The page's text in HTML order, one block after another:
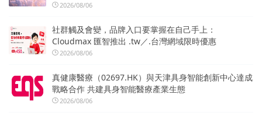
2026/08/06
社群觸及會變，品牌入口要掌握在自己手上：
Cloudmax 匯智推出 .tw／.台灣網域限時優惠
2026/08/06
真健康醫療（02697.HK）與天津具身智能創新中心達成
戰略合作 共建具身智能醫療產業生態
2026/08/06